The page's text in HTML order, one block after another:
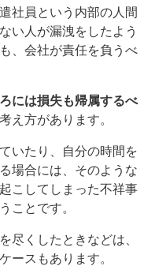
社員という内部の人間
い人が漏洩をしたよう
、会社が責任を負うべ
には損失も帰属するべ
え方があります。
いたり、自分の時間を
場合には、そのような
こしてしまった不祥事
ことです。
尽くしたときなどは、
ースもあります。